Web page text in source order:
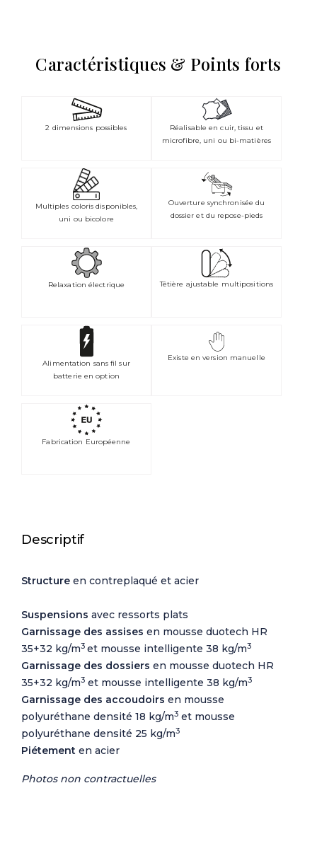
Caractéristiques & Points forts
2 dimensions possibles
Réalisable en cuir, tissu et
microfibre, uni ou bi-matières
Multiples coloris disponibles,
uni ou bicolore
Ouverture synchronisée du
dossier et du repose-pieds
Relaxation électrique Têtière ajustable multipositions
Alimentation sans fil sur
batterie en option
Existe en version manuelle
Fabrication Européenne
Descriptif
Structure en contreplaqué et acier
Suspensions avec ressorts plats
Garnissage des assises en mousse duotech HR
35+32 kg/m3 et mousse intelligente 38 kg/m3
Garnissage des dossiers en mousse duotech HR
35+32 kg/m3 et mousse intelligente 38 kg/m3
Garnissage des accoudoirs en mousse
polyuréthane densité 18 kg/m3 et mousse
polyuréthane densité 25 kg/m3
Piétement en acier
Photos non contractuelles